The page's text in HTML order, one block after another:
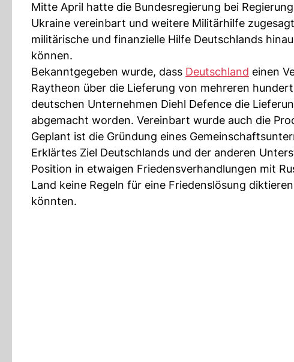
Mitte April hatte die Bundesregierung bei
Ukraine vereinbart und weitere Militärhilfe
militärische und finanzielle Hilfe Deutschlands
können.
Bekanntgegeben wurde, dass Deutschland einen
Raytheon über die Lieferung von mehreren
deutschen Unternehmen Diehl Defence die
abgemacht worden. Vereinbart wurde auch die
Geplant ist die Gründung eines
Erklärtes Ziel Deutschlands und der anderen
Position in etwaigen Friedensverhandlungen mit
Land keine Regeln für eine Friedenslösung
könnten.